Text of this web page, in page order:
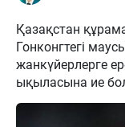
Қазақстан
Гонконгтегі
жанкүйерлерге
ықыласына ие